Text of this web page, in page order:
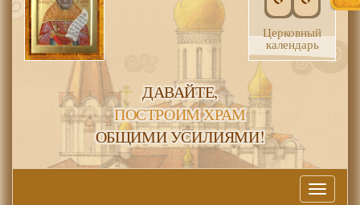
Церковный
календарь
ДАВАЙТЕ,
ПОСТРОИМ ХРАМ
ОБЩИМИ УСИЛИЯМИ!
Меню